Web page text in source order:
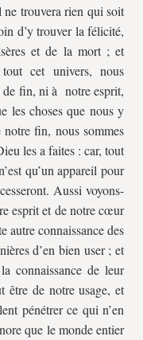
trouvera rien qui soit
d’y trouver la félicité,
et de la mort ; et
cet univers, nous
de fin, ni à notre esprit,
choses que nous y
notre fin, nous sommes
les a faites : car, tout
qu’un appareil pour
Aussi voyons-
esprit et de notre cœur
autre connaissance des
d’en bien user ; et
connaissance de leur
être de notre usage, et
pénétrer ce qui n’en
que le monde entier